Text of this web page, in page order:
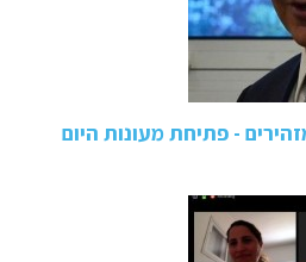
- פתיחת מעונות היום